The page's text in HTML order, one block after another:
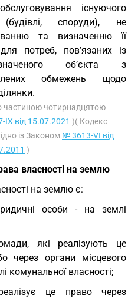
існуючого
(будівлі, споруди), не
та визначенню її
потреб, пов’язаних із
об’єкта з
обмежень щодо
частиною чотирнадцятою
IX від 15.07.2021 )( Кодекс
із Законом № 3613-VI від
)
власності на землю
на землю є:
особи - на землі
які реалізують це
через органи місцевого
комунальної власності;
це право через